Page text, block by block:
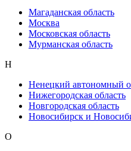
Магаданская область
Москва
Московская область
Мурманская область
Н
Ненецкий автономный
Нижегородская область
Новгородская область
Новосибирск и
О